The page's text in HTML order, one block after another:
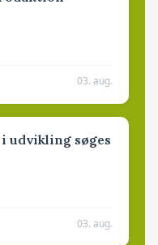
03. aug.
udvikling søges
03. aug.